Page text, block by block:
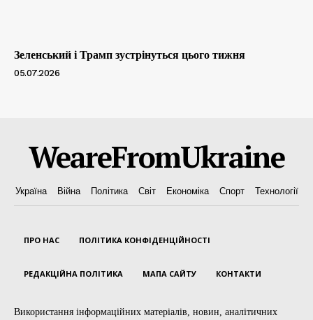
Зеленський і Трамп зустрінуться цього тижня
05.07.2026
WeareFromUkraine
Україна Війна Політика Світ Економіка Спорт Технології
ПРО НАС ПОЛІТИКА КОНФІДЕНЦІЙНОСТІ
РЕДАКЦІЙНА ПОЛІТИКА МАПА САЙТУ КОНТАКТИ
Використання інформаційних матеріалів, новин, аналітичних